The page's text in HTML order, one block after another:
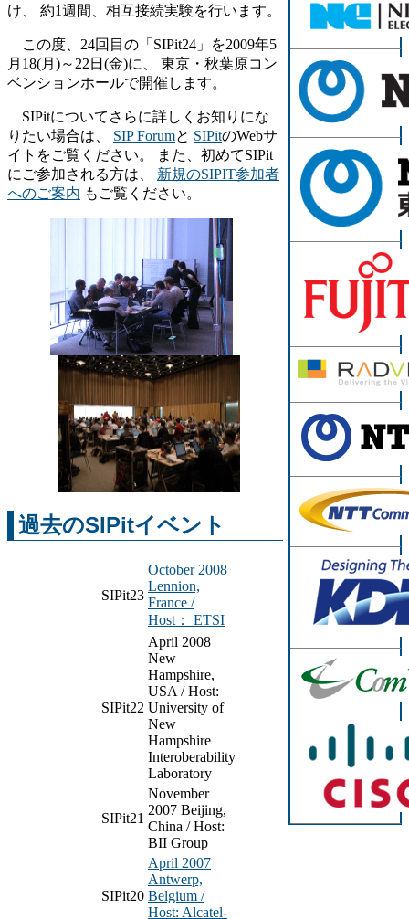
け、 約1週間、相互接続実験を行います。
この度、24回目の「SIPit24」を2009年5
月18(月)～22日(金)に、 東京・秋葉原コン
ベンションホールで開催します。
SIPitについてさらに詳しくお知りにな
りたい場合は、 SIP Forumと SIPitのWebサ
イトをご覧ください。 また、初めてSIPit
にご参加される方は、 新規のSIPIT参加者
へのご案内 もご覧ください。
過去のSIPitイベント
SIPit23
October 2008
Lennion,
France /
Host： ETSI
SIPit22
April 2008
New
Hampshire,
USA / Host:
University of
New
Hampshire
Interoberability
Laboratory
SIPit21
November
2007 Beijing,
China / Host:
BII Group
SIPit20
April 2007
Antwerp,
Belgium /
Host: Alcatel-